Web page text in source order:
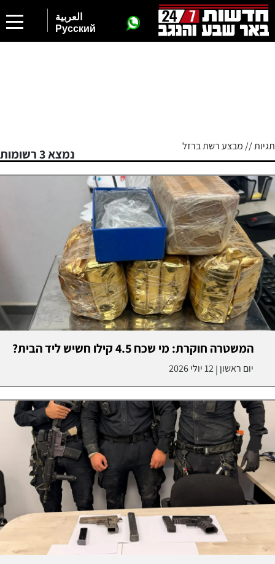
العربية
Русский
תגיות // מבצע רשת ברזל
נמצא 3 רשומות
המשטרה חוקרת: מי שכח 4.5 קילו חשיש ליד הבית?
יום ראשון |12 יולי 2026